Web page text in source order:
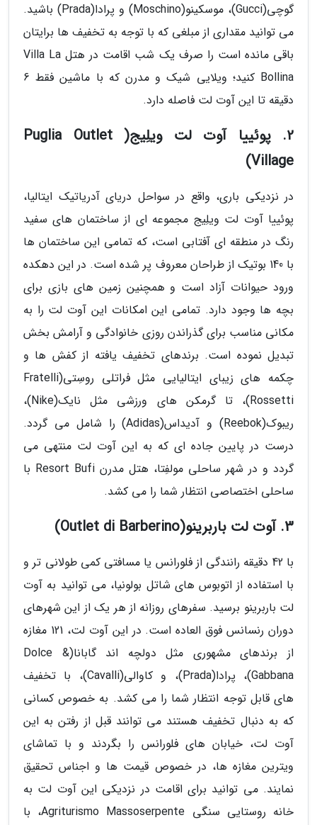
گوچی(Gucci)، موسکینو(Moschino) و پرادا(Prada) باشید.
می توانید مقداری از مبلغی که با توجه به تخفیف ها برایتان
باقی مانده است را صرف یک شب اقامت در هتل Villa La
Bollina کنید؛ ویلایی شیک و مدرن که با ماشین فقط 6
دقیقه تا این آوت لت فاصله دارد.
2. پوئییا آوت لت ویلِیج( Puglia Outlet
Village)
در نزدیکی باری، واقع در سواحل دریای آدریاتیک ایتالیا،
پوئییا آوت لت ویلِیج مجموعه ای از ساختمان های سفید
رنگ در منطقه ای آفتابی است، که تمامی این ساختمان ها
با 140 بوتیک از طراحان معروف پر شده است. در این دهکده
ورود حیوانات آزاد است و همچنین زمین های بازی برای
بچه ها وجود دارد. تمامی این امکانات این آوت لت را به
مکانی مناسب برای گذراندن روزی خانوادگی و آرامش بخش
تبدیل نموده است. برندهای تخفیف یافته از کفش ها و
چکمه های زیبای ایتالیایی مثل فراتلی روسِتی(Fratelli
Rossetti)، تا گرمکن های ورزشی مثل نایک(Nike)،
ریبوک(Reebok) و آدیداس(Adidas) را شامل می گردد.
درست در پایین جاده ای که به این آوت لت منتهی می
گردد و در شهر ساحلی مولفِتا، هتل مدرن Resort Bufi با
ساحلی اختصاصی انتظار شما را می کشد.
3. آوت لت باربرینو(Outlet di Barberino)
با 42 دقیقه رانندگی از فلورانس یا مسافتی کمی طولانی تر و
با استفاده از اتوبوس های شاتل بولونیا، می توانید به آوت
لت باربرینو برسید. سفرهای روزانه از هر یک از این شهرهای
دوران رنسانس فوق العاده است. در این آوت لت، 121 مغازه
از برندهای مشهوری مثل دولچه اند گابانا(Dolce &
Gabbana)، پرادا(Prada)، و کاوالی(Cavalli)، با تخفیف
های قابل توجه انتظار شما را می کشد. به خصوص کسانی
که به دنبال تخفیف هستند می توانند قبل از رفتن به این
آوت لت، خیابان های فلورانس را بگردند و با تماشای
ویترین مغازه ها، در خصوص قیمت ها و اجناس تحقیق
نمایند. می توانید برای اقامت در نزدیکی این آوت لت به
خانه روستایی سنگی Agriturismo Massoserpente، با